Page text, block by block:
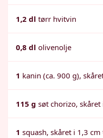
1,2 dl tørr hvitvin
0,8 dl olivenolje
1 kanin (ca. 900 g),
115 g søt chorizo,
1 squash, skåret i 1,3